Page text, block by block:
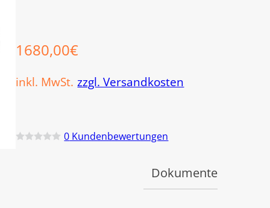
1680,00€
inkl. MwSt. zzgl. Versandkosten
0 Kundenbewertungen
Dokumente